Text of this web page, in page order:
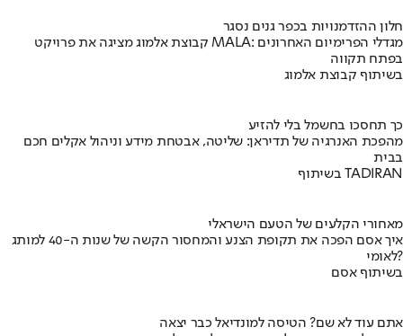
חלון ההזדמנויות בכפר גנים נסגר
קבוצת אלמוג מציגה את פרויקט MALA: מגדלי הפרימיום האחרונים
בפתח תקווה
בשיתוף קבוצת אלמוג
כך תחסכו בחשמל בלי להזיע
מהפכת האנרגיה של תדיראן: שליטה, אבטחת מידע וניהול אקלים חכם
בבית
בשיתוף TADIRAN
מאחורי הקלעים של הטעם הישראלי
איך אסם הפכה את תקופת הצנע והמחסור הקשה של שנות ה-40 למותג
לאומי?
בשיתוף אסם
אתם עוד לא שם? הטיסה למונדיאל כבר יצאה